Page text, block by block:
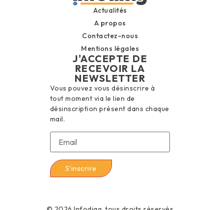
Actualités
A propos
Contactez-nous
Mentions légales
J'ACCEPTE DE
RECEVOIR LA
NEWSLETTER
Vous pouvez vous désinscrire à
tout moment via le lien de
désinscription présent dans chaque
mail.